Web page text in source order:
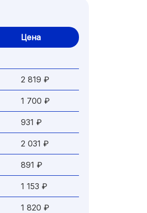
Цена
2 819 ₽
1 700 ₽
931 ₽
2 031 ₽
891 ₽
1 153 ₽
1 820 ₽